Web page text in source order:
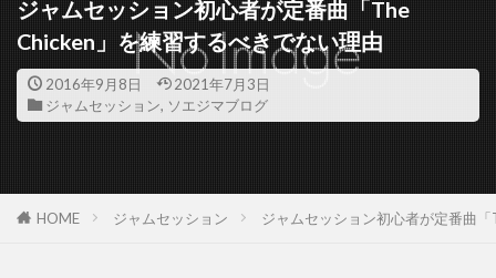
ジャムセッション初心者が定番曲「The
Chicken」を練習するべきでない理由
2016年9月8日
2021年7月3日
ジャムセッション, ソエジマブログ
HOME ジャムセッション ジャムセッション初心者が定番曲